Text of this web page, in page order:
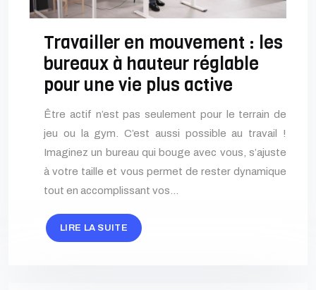
Travailler en mouvement : les
bureaux à hauteur réglable
pour une vie plus active
Être actif n’est pas seulement pour le terrain de
jeu ou la gym. C’est aussi possible au travail !
Imaginez un bureau qui bouge avec vous, s’ajuste
à votre taille et vous permet de rester dynamique
tout en accomplissant vos…
LIRE LA SUITE